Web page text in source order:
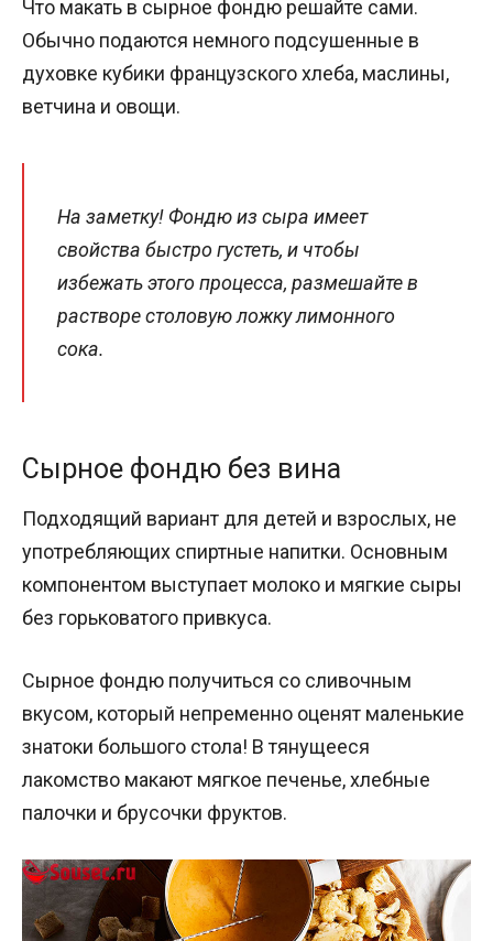
Что макать в сырное фондю решайте сами.
Обычно подаются немного подсушенные в
духовке кубики французского хлеба, маслины,
ветчина и овощи.
На заметку! Фондю из сыра имеет
свойства быстро густеть, и чтобы
избежать этого процесса, размешайте в
растворе столовую ложку лимонного
сока.
Сырное фондю без вина
Подходящий вариант для детей и взрослых, не
употребляющих спиртные напитки. Основным
компонентом выступает молоко и мягкие сыры
без горьковатого привкуса.
Сырное фондю получиться со сливочным
вкусом, который непременно оценят маленькие
знатоки большого стола! В тянущееся
лакомство макают мягкое печенье, хлебные
палочки и брусочки фруктов.